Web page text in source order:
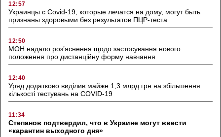
12:57
Украинцы с Covid-19, которые лечатся на дому, могут быть
признаны здоровыми без результатов ПЦР-теста
12:50
МОН надало роз’яснення щодо застосування нового
положення про дистанційну форму навчання
12:40
Уряд додатково виділив майже 1,3 млрд грн на збільшення
кількості тестувань на COVID-19
11:34
Степанов подтвердил, что в Украине могут ввести
«карантин выходного дня»